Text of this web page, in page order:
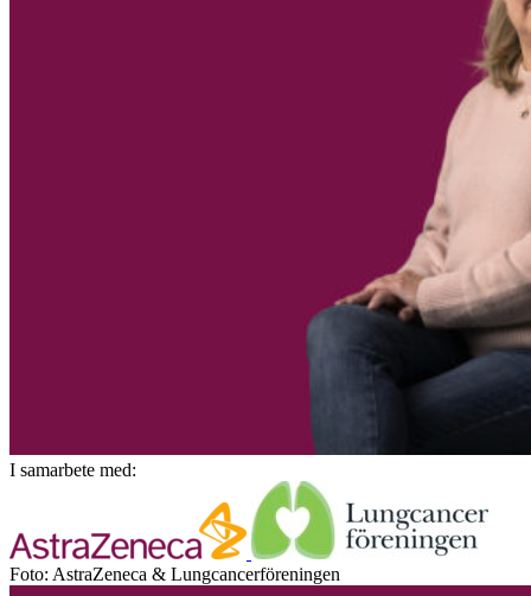
I samarbete med:
Foto: AstraZeneca & Lungcancerföreningen